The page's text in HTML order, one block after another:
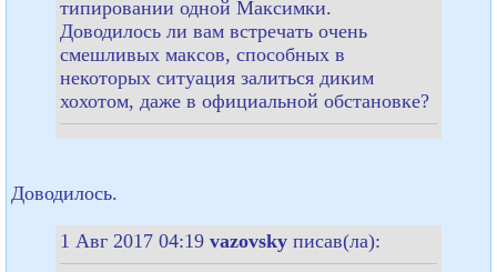
типировании одной Максимки.
Доводилось ли вам встречать очень
смешливых максов, способных в
некоторых ситуация залиться диким
хохотом, даже в официальной обстановке?
Доводилось.
1 Авг 2017 04:19 vazovsky писав(ла):